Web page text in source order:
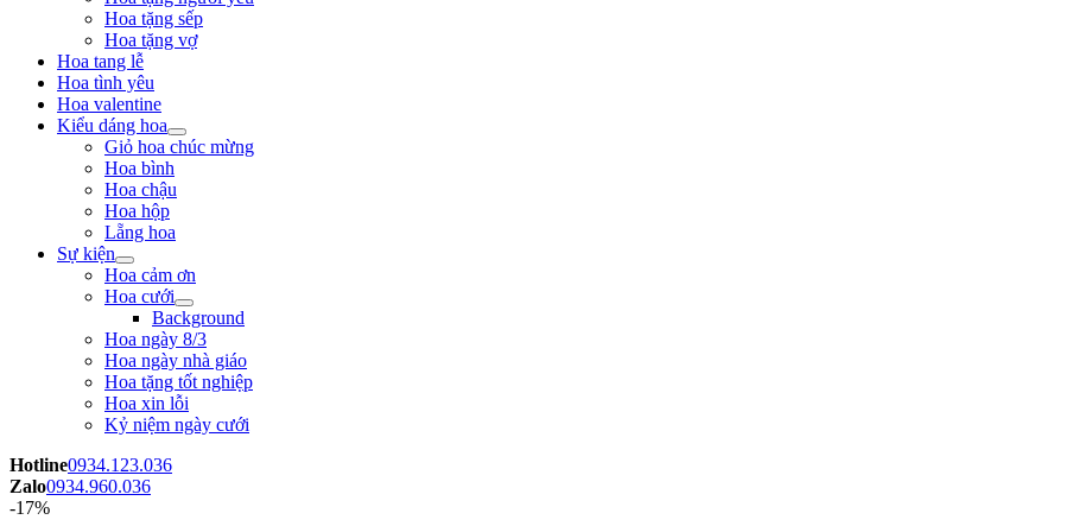
Hoa tặng sếp
Hoa tặng vợ
Hoa tang lễ
Hoa tình yêu
Hoa valentine
Kiểu dáng hoa
Giỏ hoa chúc mừng
Hoa bình
Hoa chậu
Hoa hộp
Lẵng hoa
Sự kiện
Hoa cảm ơn
Hoa cưới
Background
Hoa ngày 8/3
Hoa ngày nhà giáo
Hoa tặng tốt nghiệp
Hoa xin lỗi
Kỷ niệm ngày cưới
Hotline0934.123.036
Zalo0934.960.036
-17%